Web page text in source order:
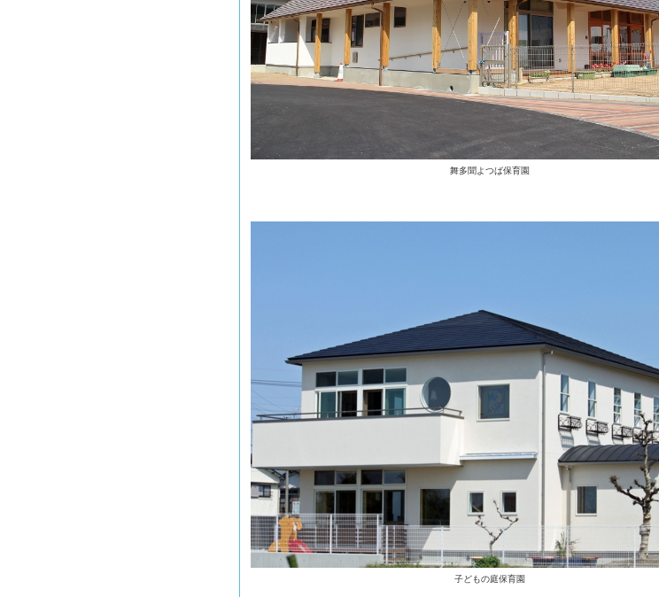
舞多聞よつば保育園
子どもの庭保育園